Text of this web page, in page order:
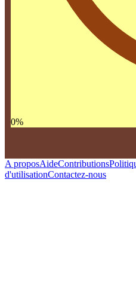
0%
A proposAideContributions
d'utilisationContactez-nous